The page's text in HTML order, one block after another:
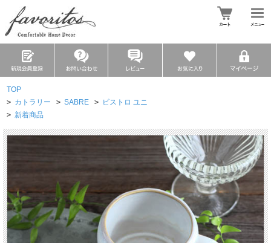
TOP
> カトラリー > SABRE > ビストロ ユニ
> 新着商品